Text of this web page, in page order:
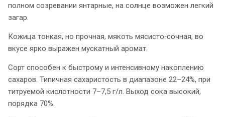
полном созревании янтарные, на солнце возможен легкий
загар.
Кожица тонкая, но прочная, мякоть мясисто‑сочная, во
вкусе ярко выражен мускатный аромат.
Сорт способен к быстрому и интенсивному накоплению
сахаров. Типичная сахаристость в диапазоне 22–24%, при
титруемой кислотности 7–7,5 г/л. Выход сока высокий,
порядка 70%.